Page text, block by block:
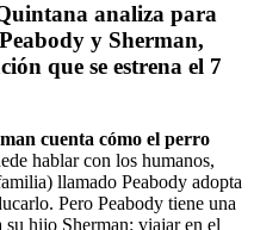
analiza para
y Sherman,
que se estrena el 7
cuenta cómo el perro
hablar con los humanos,
llamado Peabody adopta
Pero Peabody tiene una
su hijo Sherman: viajar en el